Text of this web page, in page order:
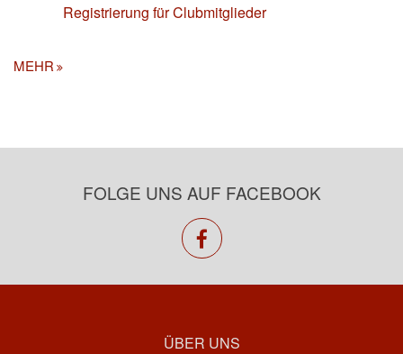
Registrierung für Clubmitglieder
MEHR
FOLGE UNS AUF FACEBOOK
facebook
ÜBER UNS